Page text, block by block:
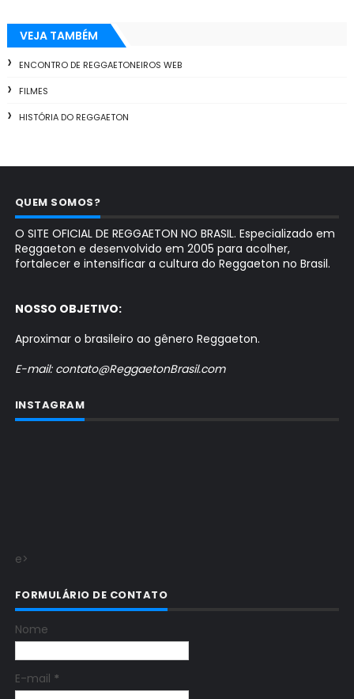
VEJA TAMBÉM
ENCONTRO DE REGGAETONEIROS WEB
FILMES
HISTÓRIA DO REGGAETON
QUEM SOMOS?
O SITE OFICIAL DE REGGAETON NO BRASIL. Especializado em
Reggaeton e desenvolvido em 2005 para acolher,
fortalecer e intensificar a cultura do Reggaeton no Brasil.
NOSSO OBJETIVO:
Aproximar o brasileiro ao gênero Reggaeton.
E-mail: contato@ReggaetonBrasil.com
INSTAGRAM
e>
FORMULÁRIO DE CONTATO
Nome
E-mail *